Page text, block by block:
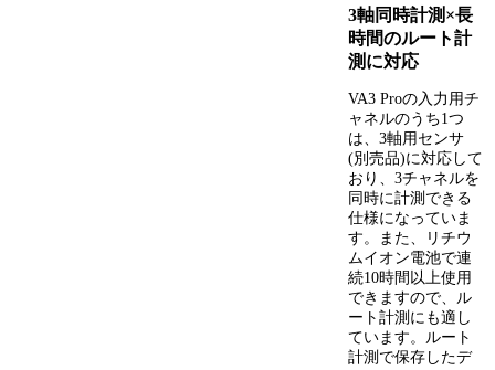
3軸同時計測×長
時間のルート計
測に対応
VA3 Proの入力用チ
ャネルのうち1つ
は、3軸用センサ
(別売品)に対応して
おり、3チャネルを
同時に計測できる
仕様になっていま
す。また、リチウ
ムイオン電池で連
続10時間以上使用
できますので、ル
ート計測にも適し
ています。ルート
計測で保存したデ